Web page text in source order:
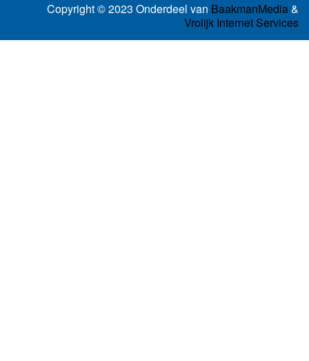
Copyright © 2023 Onderdeel van BaakmanMedia&
Vrolijk Internet Services